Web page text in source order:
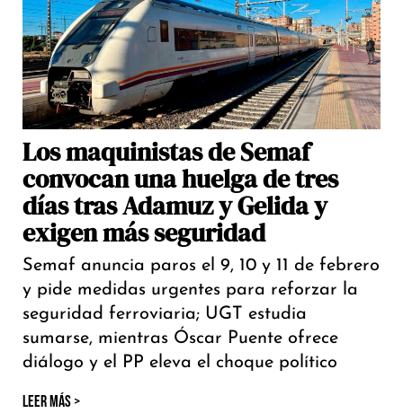
Los maquinistas de Semaf
convocan una huelga de tres
días tras Adamuz y Gelida y
exigen más seguridad
Semaf anuncia paros el 9, 10 y 11 de febrero
y pide medidas urgentes para reforzar la
seguridad ferroviaria; UGT estudia
sumarse, mientras Óscar Puente ofrece
diálogo y el PP eleva el choque político
LEER MÁS >